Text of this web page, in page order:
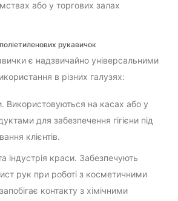
або у торгових залах
рукавичок
є надзвичайно універсальними
в різних галузях:
Використовуються на касах або у
для забезпечення гігієни під
клієнтів.
індустрія краси. Забезпечують
рук при роботі з косметичними
контакту з хімічними